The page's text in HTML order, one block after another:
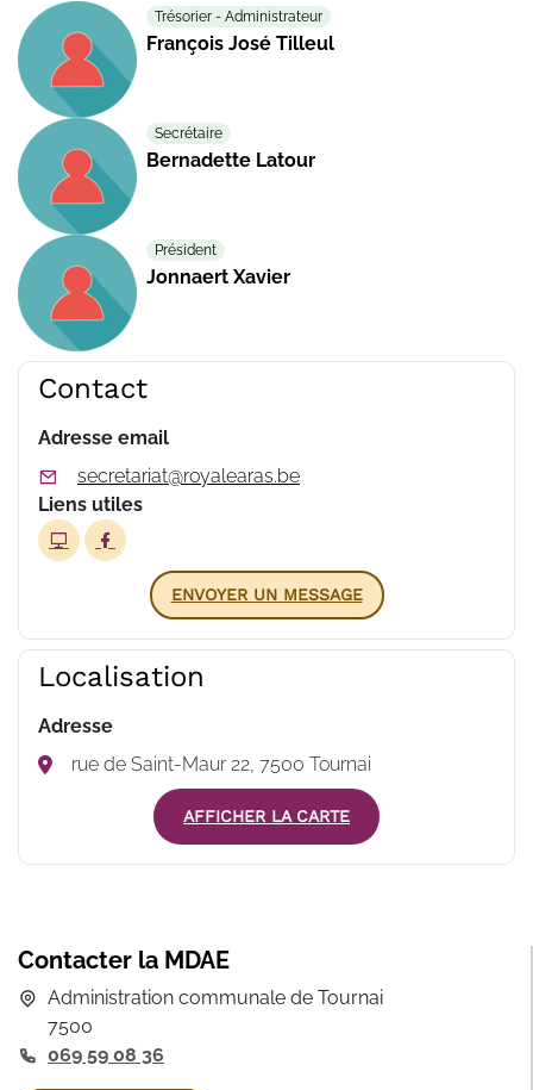
Trésorier - Administrateur
François José Tilleul
Secrétaire
Bernadette Latour
Président
Jonnaert Xavier
Contact
Adresse email
secretariat@royalearas.be
Liens utiles
ENVOYER UN MESSAGE
Localisation
Adresse
rue de Saint-Maur 22, 7500 Tournai
AFFICHER LA CARTE
Contacter la MDAE
Administration communale de Tournai
7500
069 59 08 36